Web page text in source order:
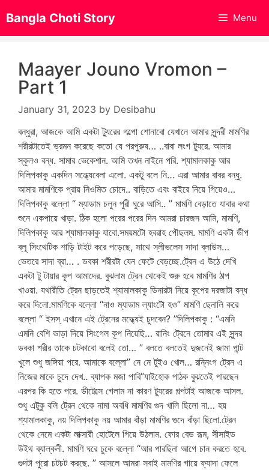
to
content
Bangla Choti Story Menu
Maayer Jouno Vromon –
Part 1
January 31, 2023 by Desibahu
বন্ধুরা, আজকে আমি একটা ট্যুরের গল্পো শোনাবো যেখানে আমার সুন্দরী মামণির
শরীরটাতেই ভ্রমন করেছে কতো যে পরপুরুষ… ..বাবা লংগ ট্যুরে. আমার
স্কূলও বন্ধ. সামার ভেকেশান. আমি তখন নাইনে পরি. শ্যামালকাকু আর
দিলিপকাকু একদিন সন্ধ্যেবেলা এলো. একটু বলে নি… এরা আমার বাবর বন্ধু.
আমার মামণিকে প্রায় নিওমিত চোদে.. বাড়িতে এবং বাইরে নিয়ে গিয়েও…
দিলিপকাকু বল্লো “ ম্যাডাম চলুন পুরী ঘুরে আসি.. ” মামণি বেড়াতে যাবার কথা
শুনে একপায়ে খাড়া. ঠিক হলো পরের পরের দিন আমরা চারজন আমি, মামণি,
দিলিপকাকু আর শ্যামালকাকু যাবো.সময়মটো হবরাহ পৌছলম. মামণি একটা ডীপ
ব্লূ সিংথেটিক শাড়ি টাইট করে পড়েছে, সাথে স্লীভলেস সাদা ব্লাউস…
ভেতরে সাদা ব্রা… . ডবকা শরীরটা যেন ফেটে বেড়চ্ছে.ট্রেন এ উঠে দেখি
একটা টু টায়ার কূপ আমাদের. বুঝলাম ট্রেন থেকেই শুরু হবে মামণির ঠাপ
খাওয়া. যথারীতি ট্রেন ছাড়তেই শ্যামালকাকু ডিনারটা নিয়ে কূপের দরজাটা বন্ধ
করে দিলো.মামণিকে বল্লো “নাও ম্যাডাম ল্যাংটো হও” মামণি ছেনালি করে
বল্লো “ ইসস্ এখানে এই ট্রেনের মদ্ধ্যেই চুদবেন? ”দিলিপকাকু : “এমনি
এমনি বেশি ভাড়া দিয়ে সিংগেল কূপ নিয়েছি… রানিং ট্রেনে তোমার এই সুন্দর
ডবকা শরীর তাকে চটকাবো বলেই তো… ” বলতে বলতেই দুজনেই জামা পান্ট
খুলে শুধু জঙ্গিয়া পরে. আমাকে বল্লো” নে নে টুইও খোল… রন্নিংগ ট্রেন এ
নিজের মাকে চুদে দেখ.. ব্যাপক মজা পাবি”যাইহোক পাঠক বুঝতেই পারছেন
এরপর কি হতে পরে. ডীটেল্সে গেলাম না কারণ ট্যুরের গল্পটাই আজকে আসল.
শুধু এটুকু বলি ট্রেন থেকে নামা অবধি মামণির গুদ খালি ছিলো না… হয়
শ্যামালকাকু, নয় দিলিপকাকু নয় আমার বাঁড়া মামণির গুদে বাঁড়া ছিলো.ট্রেন
থেকে নেমে একটা লাক্সারী হোটেলে গিয়ে উঠলাম. ফোর বেড রূম, সীসাইড
উইথ ব্যাল্কনী. মামণি ঘরে ঢুকে বল্লো “আর পারছিনা আগে চান করতে হবে.
গুদটা পুরো চটচট করছে. ” আসলে আমরা সবাই মামণির গায়ে ফ্যাদা ফেলে